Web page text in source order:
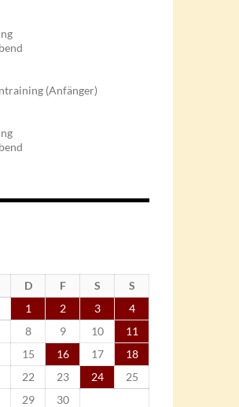
(Anfänger)
D F S
S
1
2 3
4
8 9 10
11
15 16 17
18
22 23 24
25
29
30